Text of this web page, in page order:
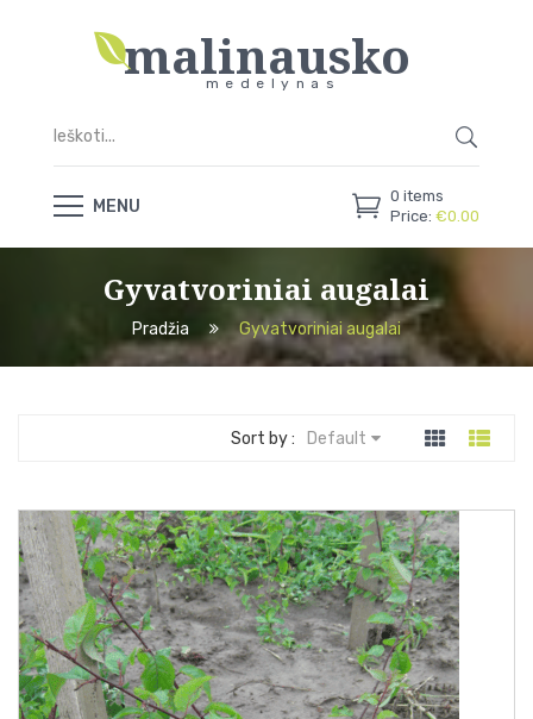
malinausko
medelynas
0 items
Price: €0.00
MENU
Gyvatvoriniai augalai
Pradžia Gyvatvoriniai augalai
Sort by : Default